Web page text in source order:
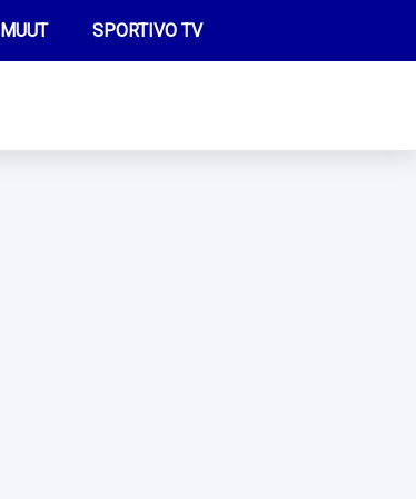
MUUT SPORTIVO TV